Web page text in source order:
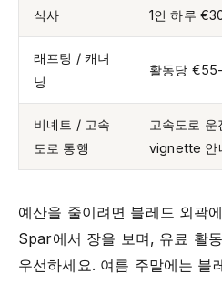
식사 1인 하루
래프팅 / 캐녀
닝
활동당
비녜트 / 고속
도로 통행
고속도로
vignette 안
예산을 줄이려면 블레드 외곽
Spar에서 장을 보며, 유료 활
우선하세요. 여름 주말에는 블